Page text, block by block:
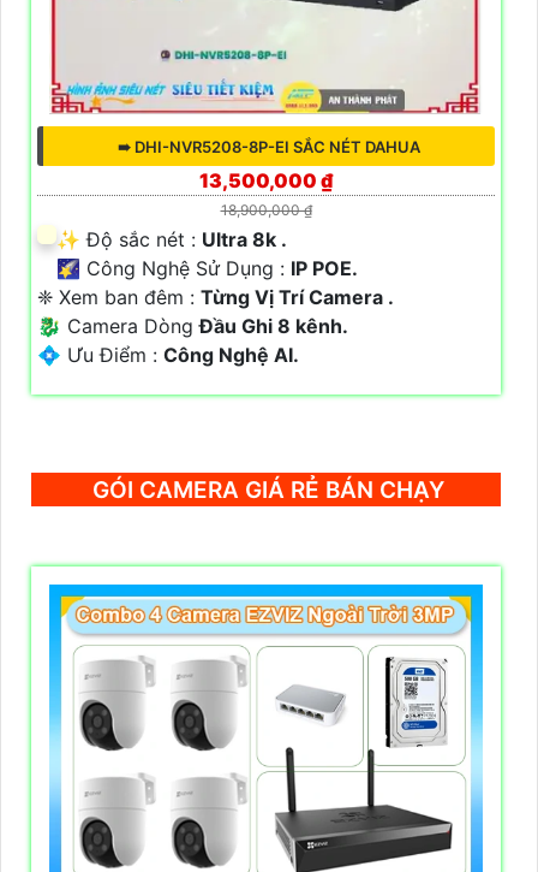
➠ DHI-NVR5208-8P-EI SẮC NÉT DAHUA
13,500,000 ₫
18,900,000 ₫
✨ Độ sắc nét : Ultra 8k .
🌠 Công Nghệ Sử Dụng : IP POE.
❈ Xem ban đêm : Từng Vị Trí Camera .
🐉️ Camera DòngĐầu Ghi 8 kênh.
️💠 Ưu Điểm : Công Nghệ AI.
GÓI CAMERA GIÁ RẺ BÁN CHẠY